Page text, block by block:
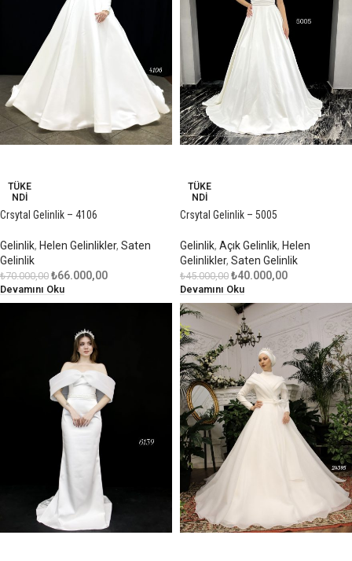
TÜKE
NDI
Crsytal Gelinlik – 4106
Gelinlik, Helen Gelinlikler, Saten
Gelinlik
₺70.000,00 ₺66.000,00
Devamını Oku
TÜKE
NDI
Crsytal Gelinlik – 5005
Gelinlik, Açık Gelinlik, Helen
Gelinlikler, Saten Gelinlik
₺45.000,00 ₺40.000,00
Devamını Oku